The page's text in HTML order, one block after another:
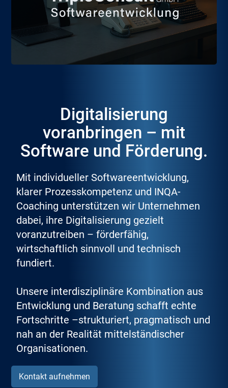
Digitalisierung
voranbringen – mit
Software und Förderung.
Mit individueller Softwareentwicklung,
klarer Prozesskompetenz und INQA-
Coaching unterstützen wir Unternehmen
dabei, ihre Digitalisierung gezielt
voranzutreiben – förderfähig,
wirtschaftlich sinnvoll und technisch
fundiert.
Unsere interdisziplinäre Kombination aus
Entwicklung und Beratung schafft echte
Fortschritte –strukturiert, pragmatisch und
nah an der Realität mittelständischer
Organisationen.
Kontakt aufnehmen